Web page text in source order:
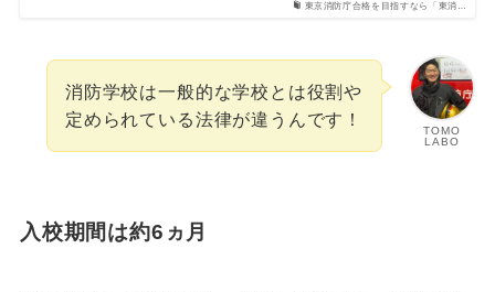
東京消防庁合格を目指すなら「東消…
TOMO
LABO
消防学校は一般的な学校とは役割や
定められている法律が違うんです！
入校期間は約6ヵ月